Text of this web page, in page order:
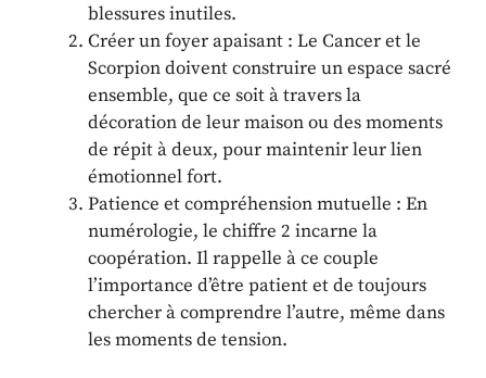
blessures inutiles.
Créer un foyer apaisant : Le Cancer et le
Scorpion doivent construire un espace sacré
ensemble, que ce soit à travers la
décoration de leur maison ou des moments
de répit à deux, pour maintenir leur lien
émotionnel fort.
Patience et compréhension mutuelle : En
numérologie, le chiffre 2 incarne la
coopération. Il rappelle à ce couple
l’importance d’être patient et de toujours
chercher à comprendre l’autre, même dans
les moments de tension.